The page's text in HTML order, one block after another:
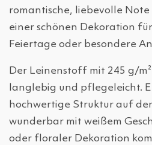
romantische, liebevolle Note
einer schönen Dekoration für
Feiertage oder besondere
Der Leinenstoff mit 245 g/
langlebig und pflegeleicht.
hochwertige Struktur auf
wunderbar mit weißem
oder floraler Dekoration